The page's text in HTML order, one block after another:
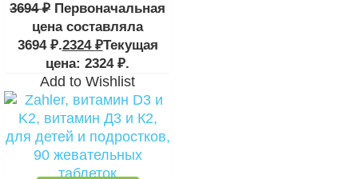
3694₽ Первоначальная
цена составляла
3694 ₽.2324 ₽Текущая
цена: 2324 ₽.
Add to Wishlist